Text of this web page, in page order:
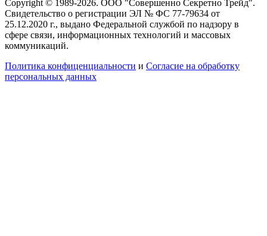
Copyright © 1989-2026. ООО "Совершенно Секретно Трейд".
Свидетельство о регистрации ЭЛ № ФС 77-79634 от
25.12.2020 г., выдано Федеральной службой по надзору в
сфере связи, информационных технологий и массовых
коммуникаций.
Политика конфиценциальности и Согласие на обработку
персональных данных